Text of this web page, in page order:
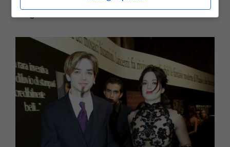
magazineSette.